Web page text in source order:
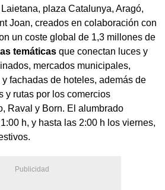
plaza Catalunya, Aragó,
Joan, creados en colaboración con
un coste global de 1,3 millones de
temáticas que conectan luces y
mercados municipales,
fachadas de hoteles, además de
y rutas por los comercios
Raval y Born. El alumbrado
h, y hasta las 2:00 h los viernes,